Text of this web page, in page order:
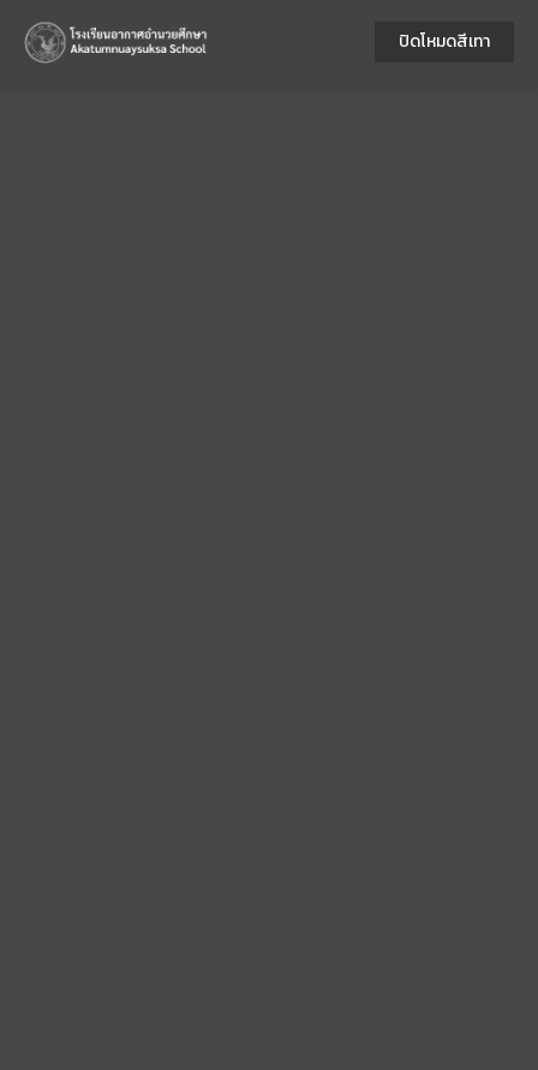
ปิดโหมดสีเทา